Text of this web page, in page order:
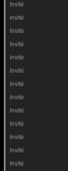
Invité
Invité
Invité
Invité
Invité
Invité
Invité
Invité
Invité
Invité
Invité
Invité
Invité